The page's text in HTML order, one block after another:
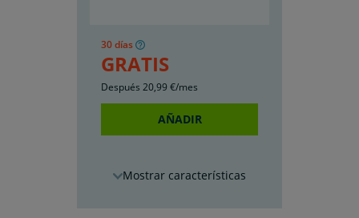
30 días
GRATIS
Después 20,99 €/mes
AÑADIR
características